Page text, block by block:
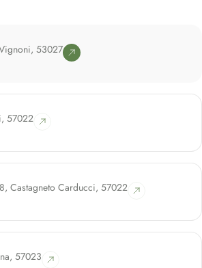
53027
57022
Castagneto Carducci, 57022
57023